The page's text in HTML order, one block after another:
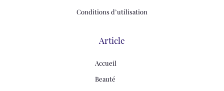
Conditions d’utilisation
Article
Accueil
Beauté